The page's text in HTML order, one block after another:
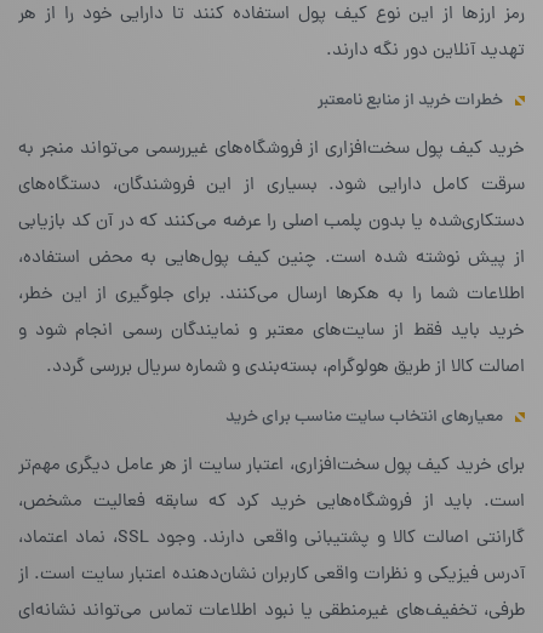
رمز ارزها از این نوع کیف پول استفاده کنند تا دارایی خود را از هر
تهدید آنلاین دور نگه دارند.
خطرات خرید از منابع نامعتبر
خرید کیف پول سخت‌افزاری از فروشگاه‌های غیررسمی می‌تواند منجر به
سرقت کامل دارایی شود. بسیاری از این فروشندگان، دستگاه‌های
دستکاری‌شده یا بدون پلمب اصلی را عرضه می‌کنند که در آن کد بازیابی
از پیش نوشته شده است. چنین کیف پول‌هایی به محض استفاده،
اطلاعات شما را به هکرها ارسال می‌کنند. برای جلوگیری از این خطر،
خرید باید فقط از سایت‌های معتبر و نمایندگان رسمی انجام شود و
اصالت کالا از طریق هولوگرام، بسته‌بندی و شماره سریال بررسی گردد.
معیارهای انتخاب سایت مناسب برای خرید
برای خرید کیف پول سخت‌افزاری، اعتبار سایت از هر عامل دیگری مهم‌تر
است. باید از فروشگاه‌هایی خرید کرد که سابقه فعالیت مشخص،
گارانتی اصالت کالا و پشتیبانی واقعی دارند. وجود SSL، نماد اعتماد،
آدرس فیزیکی و نظرات واقعی کاربران نشان‌دهنده اعتبار سایت است. از
طرفی، تخفیف‌های غیرمنطقی یا نبود اطلاعات تماس می‌تواند نشانه‌ای